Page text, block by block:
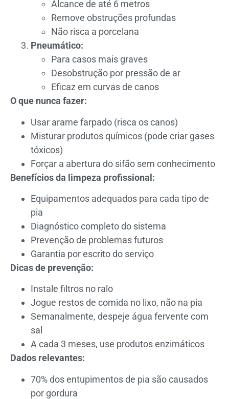
Alcance de até 6 metros
Remove obstruções profundas
Não risca a porcelana
Pneumático:
Para casos mais graves
Desobstrução por pressão de ar
Eficaz em curvas de canos
O que nunca fazer:
Usar arame farpado (risca os canos)
Misturar produtos químicos (pode criar gases
tóxicos)
Forçar a abertura do sifão sem conhecimento
Benefícios da limpeza profissional:
Equipamentos adequados para cada tipo de
pia
Diagnóstico completo do sistema
Prevenção de problemas futuros
Garantia por escrito do serviço
Dicas de prevenção:
Instale filtros no ralo
Jogue restos de comida no lixo, não na pia
Semanalmente, despeje água fervente com
sal
A cada 3 meses, use produtos enzimáticos
Dados relevantes:
70% dos entupimentos de pia são causados
por gordura